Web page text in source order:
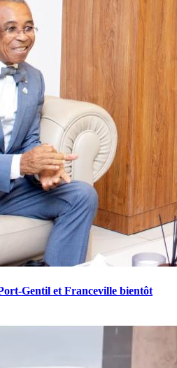
Gentil et Franceville bientôt